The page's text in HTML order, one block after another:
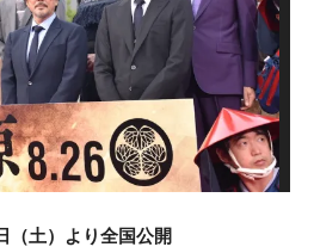
（土）より全国公開